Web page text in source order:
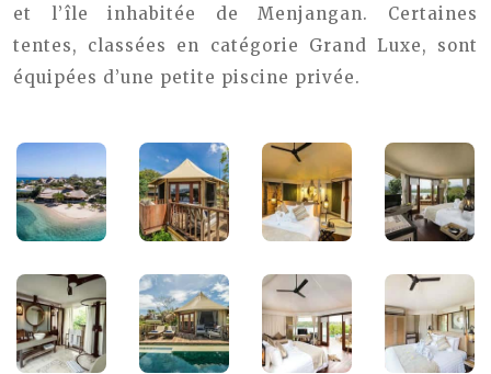
et l’île inhabitée de Menjangan. Certaines
tentes, classées en catégorie Grand Luxe, sont
équipées d’une petite piscine privée.